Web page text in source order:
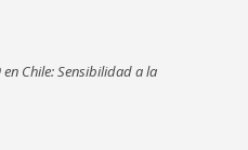
Chile: Sensibilidad a la